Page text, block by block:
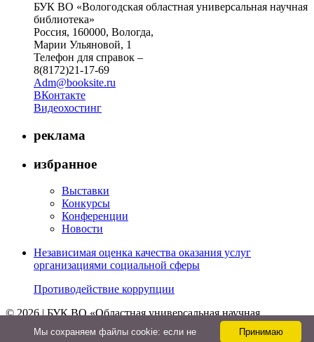
БУК ВО «Вологодская областная универсальная научная
библиотека»
Россия, 160000, Вологда,
Марии Ульяновой, 1
Телефон для справок –
8(8172)21-17-69
Adm@booksite.ru
ВКонтакте
Видеохостинг
реклама
избранное
Выставки
Конкурсы
Конференции
Новости
Независимая оценка качества оказания услуг
организациями социальной сферы
Противодействие коррупции
© 2026 | БУК ВО «Областная универсальная научная
библиотека»
Принимаю
Мы cохраняем файлы cookie: если не